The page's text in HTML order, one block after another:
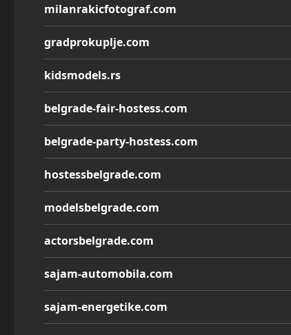
milanrakicfotograf.com
gradprokuplje.com
kidsmodels.rs
belgrade-fair-hostess.com
belgrade-party-hostess.com
hostessbelgrade.com
modelsbelgrade.com
actorsbelgrade.com
sajam-automobila.com
sajam-energetike.com